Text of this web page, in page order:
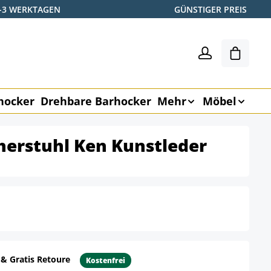
WERKTAGEN GÜNSTIGER PREIS
Drehbare Barhocker Mehr Möbel
Ken Kunstleder
Gratis Retoure Kostenfrei